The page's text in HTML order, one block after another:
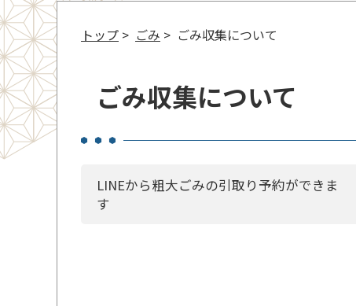
トップ > ごみ > ごみ収集について
ごみ収集について
LINEから粗大ごみの引取り予約ができま
す